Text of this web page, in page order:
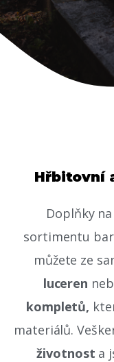
Hřbitovní
Doplňky
sortimentu
můžete ze
luceren
kompletů,
materiálů.
životnost a